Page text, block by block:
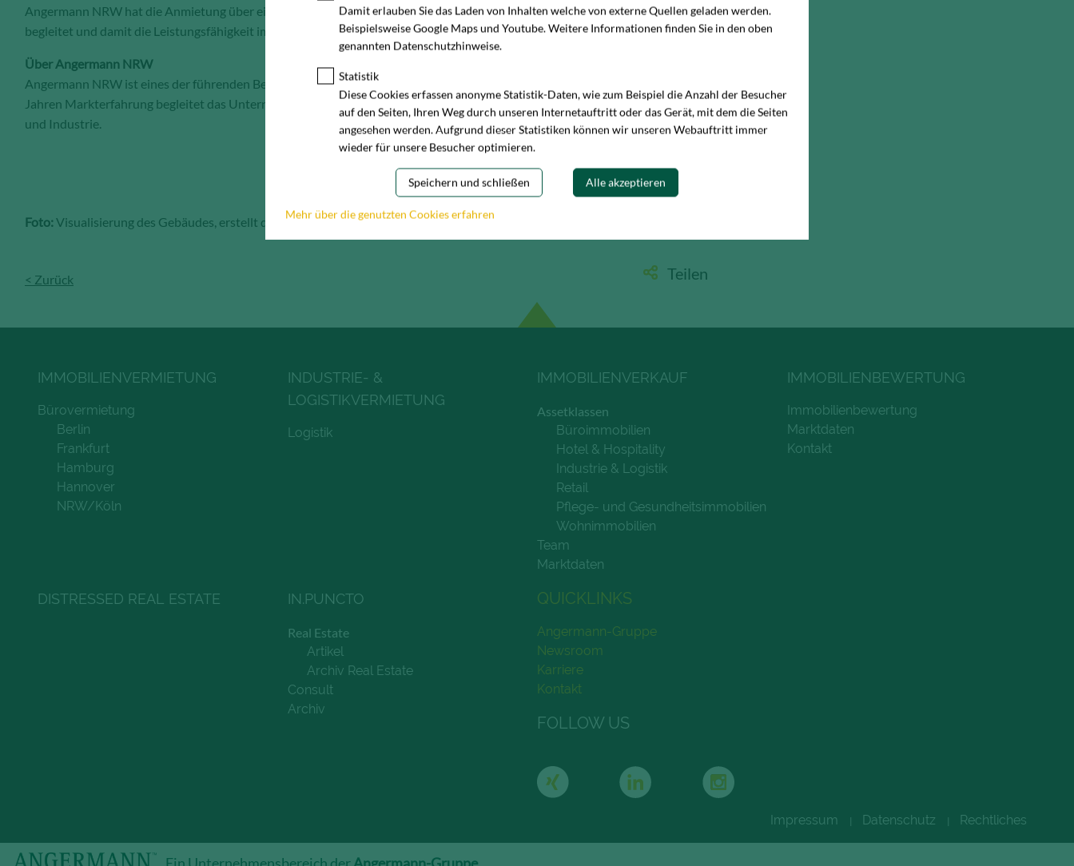
Angermann NRW hat die Anmietung über einen intensiven Anbahnungsprozess in enger Abstimmung mit der W42 GmbH
begleitet und damit die Leistungsfähigkeit im großflächigen Bürosegment bestätigt.
Über Angermann NRW
Angermann NRW ist eines der führenden Beratungshäuser für Gewerbeimmobilien in NRW. Mit Sitz in Köln und über 15
Jahren Markterfahrung begleitet das Unternehmen Mieter, Eigentümer und Investoren in den Assetklassen Büro, Logistik
und Industrie.
Foto:Visualisierung des Gebäudes, erstellt durch MVISU / W42 GmbH
Teilen
< Zurück
IMMOBILIENVERMIETUNG
Bürovermietung
Berlin
Frankfurt
Hamburg
Hannover
NRW/Köln
INDUSTRIE- &
LOGISTIKVERMIETUNG
Logistik
IMMOBILIENVERKAUF
Assetklassen
Büroimmobilien
Hotel & Hospitality
Industrie & Logistik
Retail
Pflege- und Gesundheitsimmobilien
Wohnimmobilien
Team
Marktdaten
IMMOBILIENBEWERTUNG
Immobilienbewertung
Marktdaten
Kontakt
DISTRESSED REAL ESTATE IN.PUNCTO
Real Estate
Artikel
Archiv Real Estate
Consult
Archiv
QUICKLINKS
Angermann-Gruppe
Newsroom
Karriere
Kontakt
FOLLOW US
Impressum | Datenschutz | Rechtliches
Damit erlauben Sie das Laden von Inhalten welche von externe Quellen geladen werden.
Beispielsweise Google Maps und Youtube. Weitere Informationen finden Sie in den oben
genannten Datenschutzhinweise.
Statistik
Diese Cookies erfassen anonyme Statistik-Daten, wie zum Beispiel die Anzahl der Besucher
auf den Seiten, Ihren Weg durch unseren Internetauftritt oder das Gerät, mit dem die Seiten
angesehen werden. Aufgrund dieser Statistiken können wir unseren Webauftritt immer
wieder für unsere Besucher optimieren.
Speichern und schließen Alle akzeptieren
Mehr über die genutzten Cookies erfahren